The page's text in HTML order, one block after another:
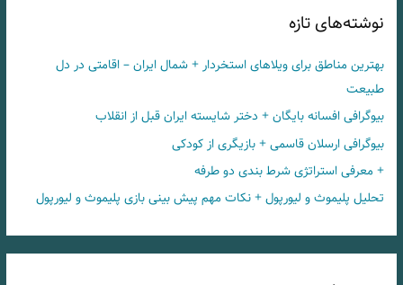
نوشته‌های تازه
بهترین مناطق برای ویلاهای استخردار + شمال ایران – اقامتی در دل
طبیعت
بیوگرافی افسانه بایگان + دختر شایسته ایران قبل از انقلاب
بیوگرافی ارسلان قاسمی + بازیگری از کودکی
+ معرفی استراتژی شرط بندی دو طرفه
تحلیل پلیموث و لیورپول + نکات مهم پیش بینی بازی پلیموث و لیورپول